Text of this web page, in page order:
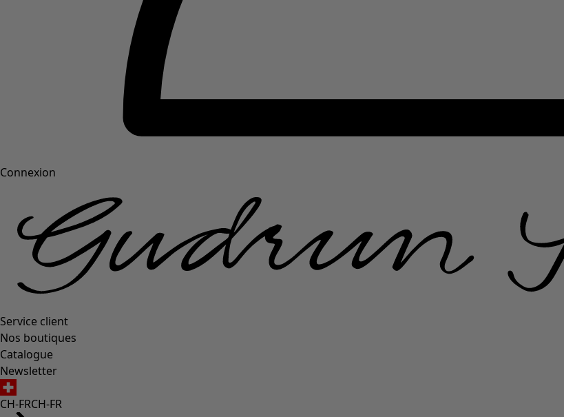
Connexion
Service client
Nos boutiques
Catalogue
Newsletter
CH-FRCH-FR